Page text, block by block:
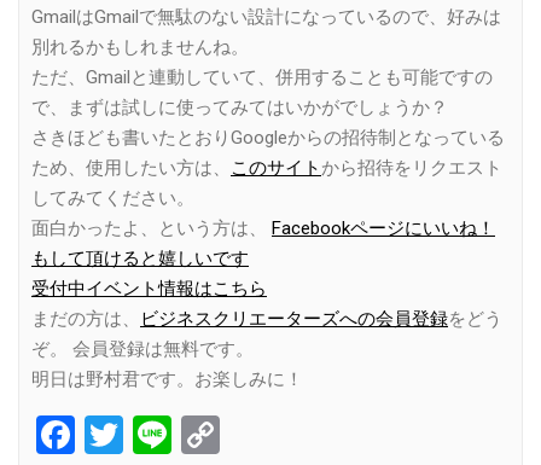
GmailはGmailで無駄のない設計になっているので、好みは
別れるかもしれませんね。
ただ、Gmailと連動していて、併用することも可能ですの
で、まずは試しに使ってみてはいかがでしょうか？
さきほども書いたとおりGoogleからの招待制となっている
ため、使用したい方は、
このサイト から招待をリクエスト
してみてください。
面白かったよ、という方は、 Facebookページにいいね！
もして頂けると嬉しいです
受付中イベント情報はこちら
まだの方は、
ビジネスクリエーターズへの会員登録をどう
ぞ。 会員登録は無料です。
明日は野村君です。お楽しみに！
Facebook
Twitter
Line